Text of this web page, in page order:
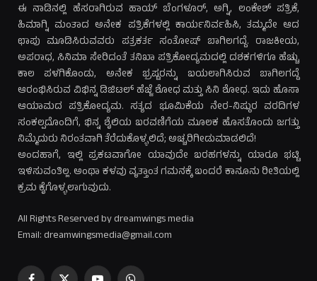
ಈ ನಾಡಿನಲ್ಲಿ ಹೆಸರಾಗಿರುವ ಹಾಯ್ ಬೆಂಗಳೂರ್, ಅಗ್ನಿ, ಲಂಕೇಶ್ ಪತ್ರಿಕೆ,
ಹಿಮಾಗ್ನಿ ಮಂತಾದ ಅನೇಕ ಪತ್ರಿಕೆಗಳಲ್ಲಿ ಕಾರ್ಯನಿರ್ವಹಿಸಿ, ತಮ್ಮದೇ ಆದ
ಛಾಪು ಮೂಡಿಸಿರುವವರು ಪತ್ರಕರ್ತ ಸಂತೋಷ್ ಬಾಗಿಲಗದ್ದೆ. ರಾಜಕೀಯ,
ಅಪರಾಧ, ಸಿನಿಮಾ ಸೇರಿದಂತೆ ತನಿಖಾ ಪತ್ರಿಕೋದ್ಯಮದಲ್ಲಿ ದಶಕಗಳಿಗೂ ಹೆಚ್ಚು
ಕಾಲ ಪಳಗಿಕೊಂಡು, ಅನೇಕ ಭ್ರಷ್ಟರನ್ನು ಬಯಲಾಗಿಸಿರುವ ಬಾಗಿಲಗದ್ದೆ
ಆರಂಭಿಸಿರುವ ವಿಭಿನ್ನ ಡಿಜಿಟಲ್ ಹೆಜ್ಜೆ ಶೋಧ ಮತ್ತು ಸಿನಿ ಶೋಧ. ಇದು ಹೊಸಾ
ಆಯಾಮದ ಪತ್ರಿಕೋದ್ಯಮ. ಸತ್ಯದ ಭೂಮಿಕೆಯ ನೇರ-ನಿಷ್ಠುರ ವರದಿಗಳ
ಸಂಕಲ್ಪದೊಂದಿಗೆ, ಭಿನ್ನ ಶೈಲಿಯ ಬರವಣಿಗೆಯ ಮೂಲಕ ಹೊಸತೊಂದು ಜಗತ್ತು
ನಿಮ್ಮೆದುರು ನಿರಂತವಾಗಿ ತೆರೆದುಕೊಳ್ಳಲಿದೆ; ಅಚ್ಚರಿಗೀಡುಮಾಡಲಿದೆ!
ಅಂದಹಾಗೆ, ಇಲ್ಲಿ ಪ್ರಕಟವಾಗೋ ಯಾವುದೇ ಬರಹಗಳನ್ನು ಯಾರೂ ಭಟ್ಟಿ
ಇಳಿಸುವಂತಿಲ್ಲ. ಅಂಥಾ ಕಳವು ವೃತ್ತಾಂತ ಗಮನಕ್ಕೆ ಬಂದರೆ ಕಾನೂನು ರೀತಿಯಲ್ಲಿ
ಕ್ರಮ ಕೈಗೊಳ್ಳಲಾಗುವುದು.
All Rights Reserved by dreamwings media
Email: dreamwingsmedia@gmail.com